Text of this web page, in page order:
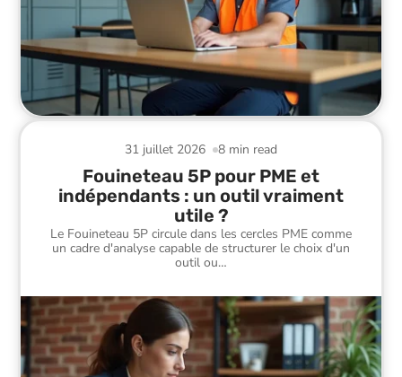
8 min read
31 juillet 2026
Fouineteau 5P pour PME et
indépendants : un outil vraiment
utile ?
Le Fouineteau 5P circule dans les cercles PME comme
un cadre d'analyse capable de structurer le choix d'un
outil ou…